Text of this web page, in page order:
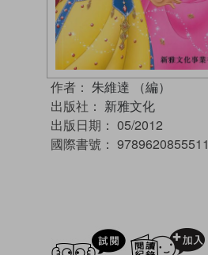
作者： 朱維達 （編）
出版社： 新雅文化
出版日期： 05/2012
國際書號： 9789620855511
試閲